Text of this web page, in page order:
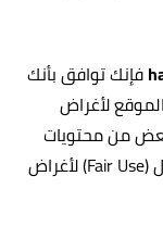
فإنك توافق بأنك
لأغراض
بعض من محتويات
الموقع للأغراض الشخصية والاستعمال العادل (Fair Use) لأغراض